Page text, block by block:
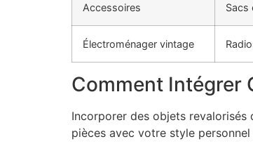
Accessoires Sacs
Électroménager vintage
Comment Intégrer
Incorporer des objets
pièces avec votre style personnel